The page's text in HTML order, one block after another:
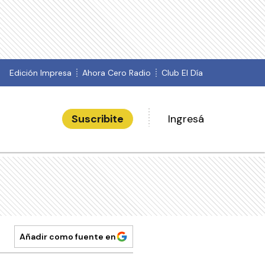
Edición Impresa Ahora Cero Radio Club El Día
Suscribite Ingresá
Añadir como fuente en